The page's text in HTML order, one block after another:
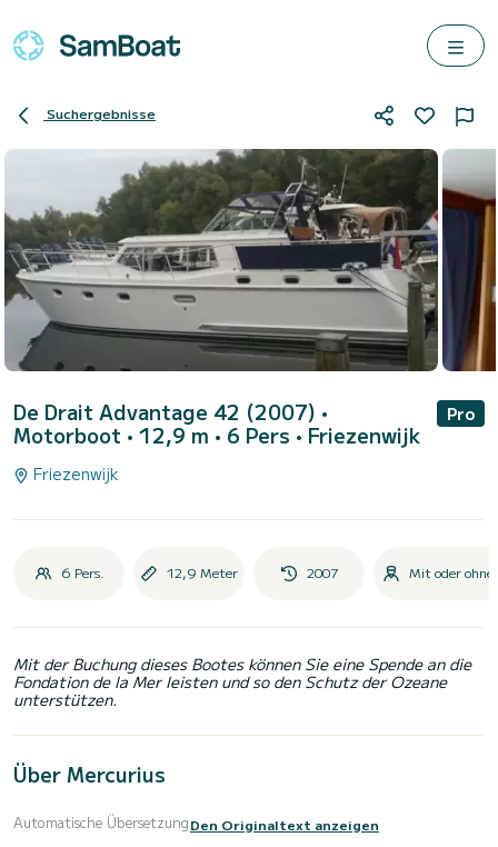
Suchergebnisse
De Drait Advantage 42 (2007) •
Motorboot • 12,9 m • 6 Pers • Friezenwijk
Pro
Friezenwijk
6 Pers. 12,9 Meter 2007 Mit oder ohne
Mit der Buchung dieses Bootes können Sie eine Spende an die
Fondation de la Mer leisten und so den Schutz der Ozeane
unterstützen.
Über Mercurius
Automatische ÜbersetzungDen Originaltext anzeigen